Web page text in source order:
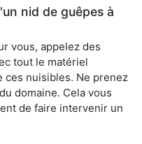
nid de guêpes à
vous, appelez des
tout le matériel
ces nuisibles. Ne prenez
domaine. Cela vous
de faire intervenir un